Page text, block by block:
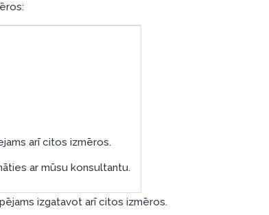
arī citos izmēros.
ar mūsu konsultantu.
izgatavot arī citos izmēros.